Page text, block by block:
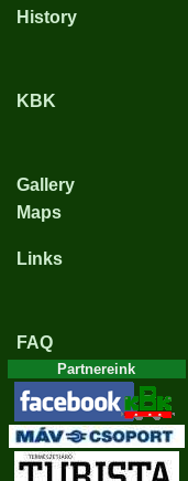
History
KBK
Gallery
Maps
Links
FAQ
Partnereink